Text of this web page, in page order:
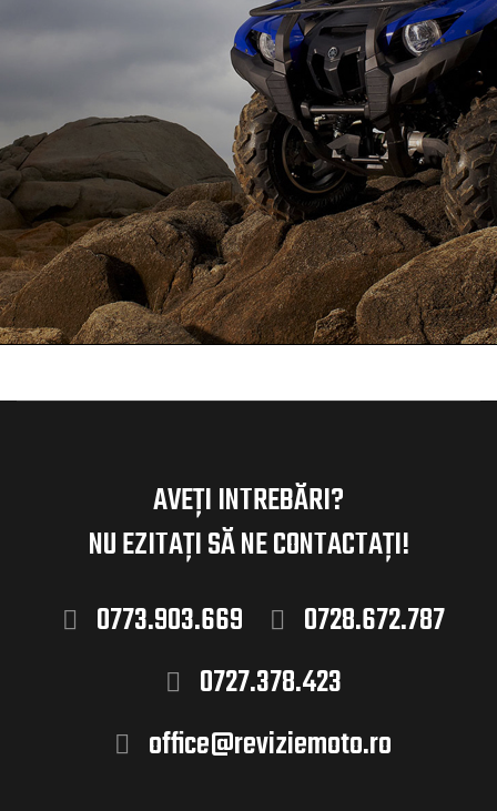
AVEȚI INTREBĂRI?
NU EZITAȚISĂ NE CONTACTAȚI!
0773.903.669
0728.672.787
0727.378.423
office@reviziemoto.ro